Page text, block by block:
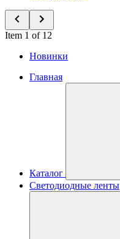
Item 1 of 12
Новинки
Главная
Каталог
Светодиодные ленты